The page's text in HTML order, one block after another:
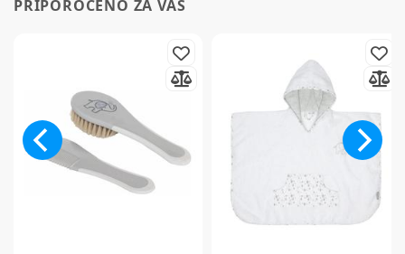
PRIPOROČENO ZA VAS